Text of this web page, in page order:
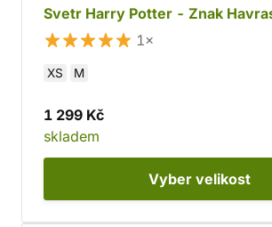
Svetr Harry Potter - Znak
1×
XS M
1 299 Kč
skladem
Vyber velikost